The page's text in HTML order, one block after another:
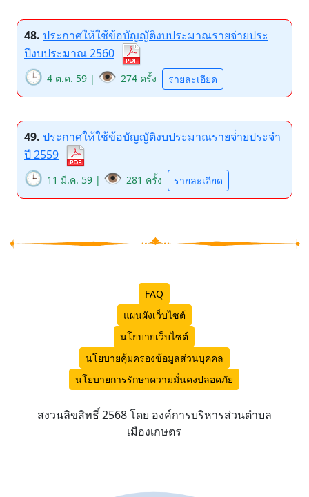
48. ประกาศให้ใช้ข้อบัญญัติงบประมาณรายจ่ายประ
ปีงบประมาณ 2560
🕒 4 ต.ค. 59 | 👁️ 274 ครั้ง รายละเอียด
49. ประกาศให้ใช้ข้อบัญญัติงบประมาณรายจ่่ายประจำ
ปี 2559
🕒 11 มี.ค. 59 | 👁️ 281 ครั้ง รายละเอียด
FAQ
แผนผังเว็บไซต์
นโยบายเว็บไซต์
นโยบายคุ้มครองข้อมูลส่วนบุคคล
นโยบายการรักษาความมั่นคงปลอดภัย
สงวนลิขสิทธิ์ 2568 โดย องค์การบริหารส่วนตำบล
เมืองเกษตร